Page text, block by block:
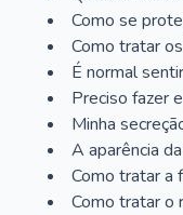
Como se
Como tratar
É normal
Preciso fazer
Minha
A aparência
Como tratar a
Como tratar o